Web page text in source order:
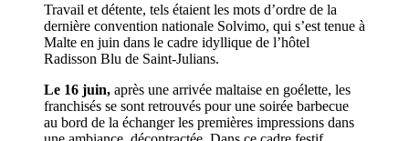
Travail et détente, tels étaient les mots d’ordre de la
dernière convention nationale Solvimo, qui s’est tenue à
Malte en juin dans le cadre idyllique de l’hôtel
Radisson Blu de Saint-Julians.
Le 16 juin, après une arrivée maltaise en goélette, les
franchisés se sont retrouvés pour une soirée barbecue
au bord de la échanger les premières impressions dans